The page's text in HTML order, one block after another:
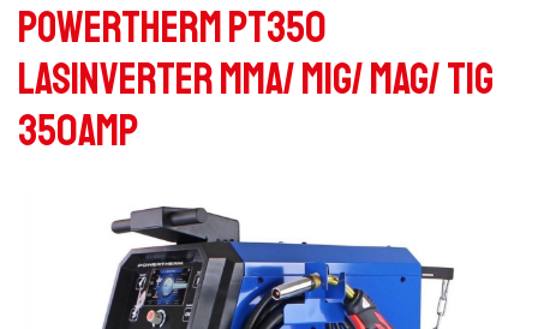
POWERTHERM PT350
LASINVERTER MMA/ MIG/ MAG/ TIG
350AMP